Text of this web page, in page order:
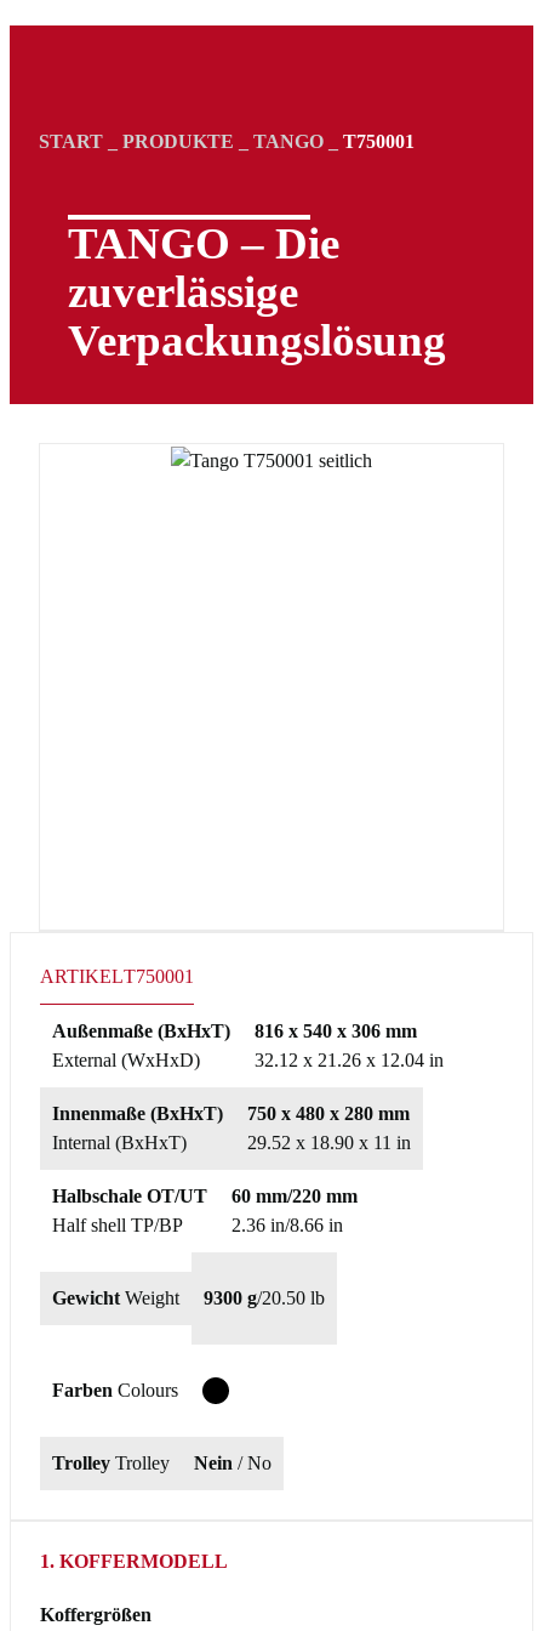
START PRODUKTE TANGO T750001
TANGO – Die
zuverlässige
Verpackungs­lösung
ARTIKELT750001
Außenmaße (BxHxT)
External (WxHxD)
816 x 540 x 306 mm
32.12 x 21.26 x 12.04 in
Innenmaße (BxHxT)
Internal (BxHxT)
750 x 480 x 280 mm
29.52 x 18.90 x 11 in
Halbschale OT/UT
Half shell TP/BP
60 mm/220 mm
2.36 in/8.66 in
Gewicht Weight 9300 g/20.50 lb
Farben Colours
Trolley Trolley Nein / No
1. KOFFERMODELL
Koffergrößen